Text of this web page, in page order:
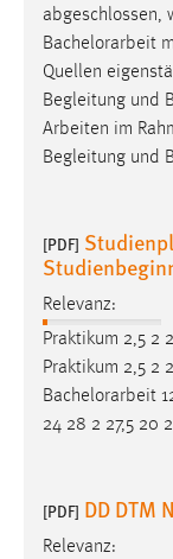
abgeschlossen,
Bachelorarbeit
Quellen
Begleitung und
Arbeiten im
Begleitung und
[PDF]
Relevanz:
Praktikum 2,5 2
Praktikum 2,5 2
Bachelorarbeit
24 28 2 27,5 20
[PDF] DD DTM
Relevanz: